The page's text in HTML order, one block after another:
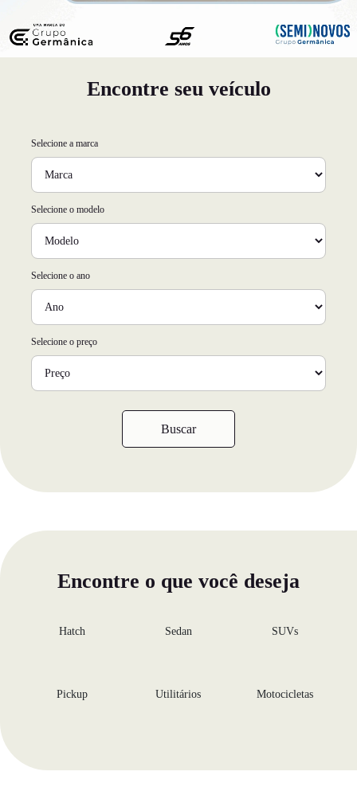
Encontre seu veículo
Selecione a marca
Selecione o modelo
Selecione o ano
Selecione o preço
Buscar
Encontre o que você deseja
Hatch Sedan SUVs
Pickup Utilitários Motocicletas